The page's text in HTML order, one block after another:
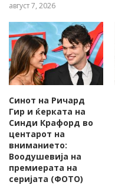
август 7, 2026
Синот на Ричард
Гир и ќерката на
Синди Крафорд во
центарот на
вниманието:
Воодушевија на
премиерата на
серијата (ФОТО)